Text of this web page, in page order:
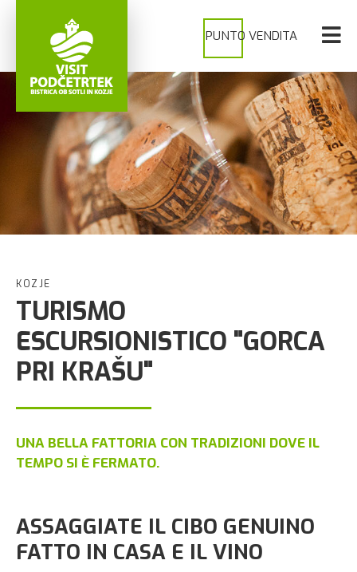
PUNTO VENDITA
KOZJE
TURISMO
ESCURSIONISTICO "GORCA
PRI KRAŠU"
UNA BELLA FATTORIA CON TRADIZIONI DOVE IL
TEMPO SI È FERMATO.
ASSAGGIATE IL CIBO GENUINO
FATTO IN CASA E IL VINO